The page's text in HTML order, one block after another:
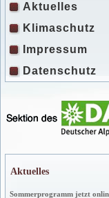
Aktuelles
Klimaschutz
Impressum
Datenschutz
Aktuelles
Sommerprogramm jetzt